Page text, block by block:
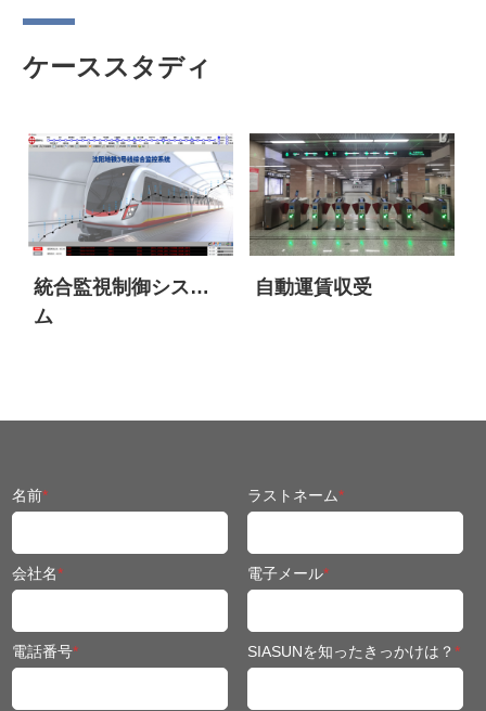
ケーススタディ
統合監視制御システ
ム
自動運賃収受
名前* ラストネーム*
会社名* 電子メール*
電話番号* SIASUNを知ったきっかけは？*